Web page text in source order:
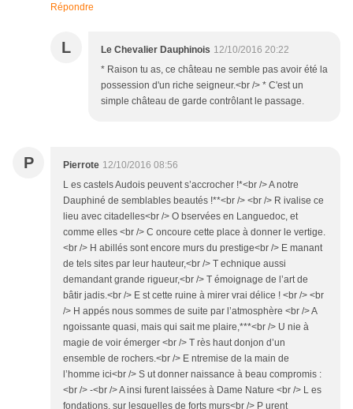
Répondre
L Le Chevalier Dauphinois 12/10/2016 20:22
* Raison tu as, ce château ne semble pas avoir été la
possession d'un riche seigneur.<br /> * C'est un
simple château de garde contrôlant le passage.
P Pierrote 12/10/2016 08:56
L es castels Audois peuvent s’accrocher !*<br /> A notre
Dauphiné de semblables beautés !**<br /> <br /> R ivalise ce
lieu avec citadelles<br /> O bservées en Languedoc, et
comme elles <br /> C oncoure cette place à donner le vertige.
<br /> H abillés sont encore murs du prestige<br /> E manant
de tels sites par leur hauteur,<br /> T echnique aussi
demandant grande rigueur,<br /> T émoignage de l’art de
bâtir jadis.<br /> E st cette ruine à mirer vrai délice ! <br /> <br
/> H appés nous sommes de suite par l’atmosphère <br /> A
ngoissante quasi, mais qui sait me plaire,***<br /> U nie à
magie de voir émerger <br /> T rès haut donjon d’un
ensemble de rochers.<br /> E ntremise de la main de
l’homme ici<br /> S ut donner naissance à beau compromis :
<br /> -<br /> A insi furent laissées à Dame Nature <br /> L es
fondations, sur lesquelles de forts murs<br /> P urent